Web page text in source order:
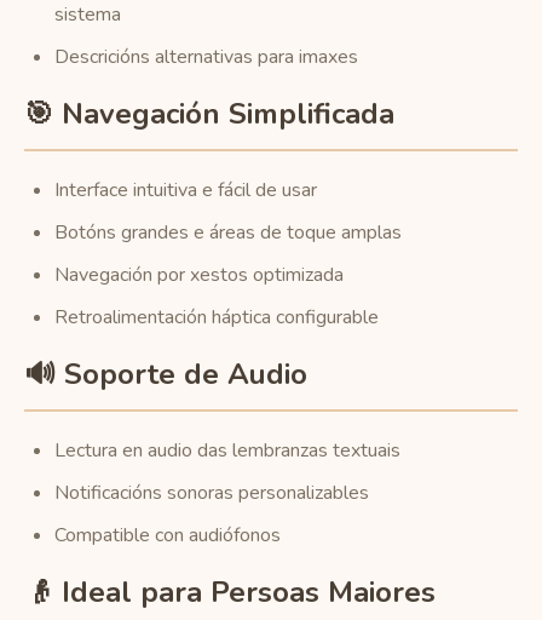
sistema
Descricións alternativas para imaxes
🎯 Navegación Simplificada
Interface intuitiva e fácil de usar
Botóns grandes e áreas de toque amplas
Navegación por xestos optimizada
Retroalimentación háptica configurable
🔊 Soporte de Audio
Lectura en audio das lembranzas textuais
Notificacións sonoras personalizables
Compatible con audiófonos
👴 Ideal para Persoas Maiores